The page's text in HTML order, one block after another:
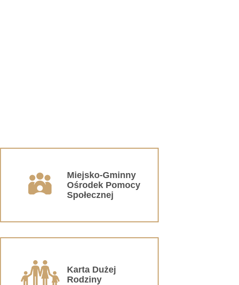
Miejsko-Gminny
Ośrodek Pomocy
Społecznej
Karta Dużej
Rodziny